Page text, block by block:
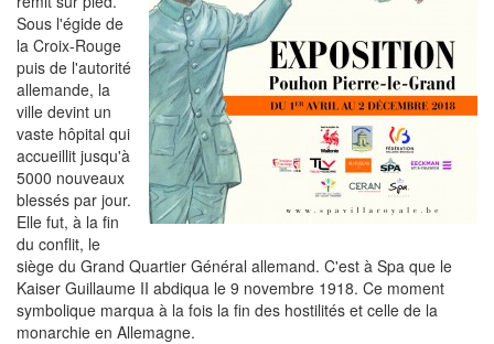
Sous l'égide de
la Croix-Rouge
puis de l'autorité
allemande, la
ville devint un
vaste hôpital qui
accueillit jusqu'à
5000 nouveaux
blessés par jour.
Elle fut, à la fin
du conflit, le
siège du Grand Quartier Général allemand. C'est à Spa que le
Kaiser Guillaume II abdiqua le 9 novembre 1918. Ce moment
symbolique marqua à la fois la fin des hostilités et celle de la
monarchie en Allemagne.